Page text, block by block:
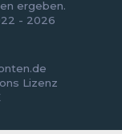
ergeben.
- 2026
Lizenz